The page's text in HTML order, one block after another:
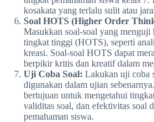
kosakata yang terlalu sulit atau
Soal HOTS (Higher Order
Masukkan soal-soal yang
tingkat tinggi (HOTS), seperti
kreasi. Soal-soal HOTS dapat
berpikir kritis dan kreatif dalam
Uji Coba Soal: Lakukan uji coba
digunakan dalam ujian
bertujuan untuk mengetahui
validitas soal, dan efektivitas soal
pemahaman siswa.